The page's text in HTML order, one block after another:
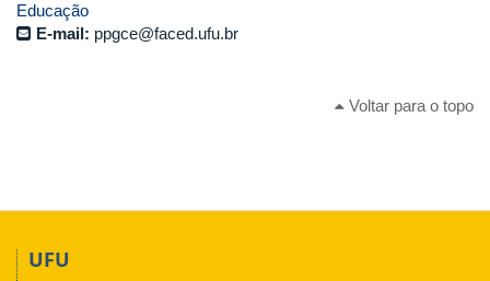
Educação
E-mail: ppgce@faced.ufu.br
Voltar para o topo
UFU